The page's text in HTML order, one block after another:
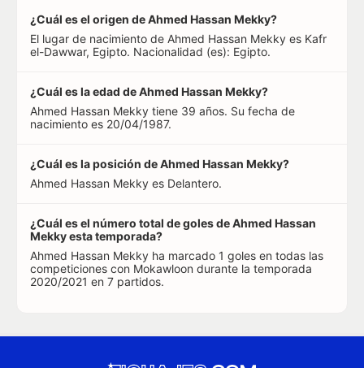
¿Cuál es el origen de Ahmed Hassan Mekky?
El lugar de nacimiento de Ahmed Hassan Mekky es Kafr
el-Dawwar, Egipto. Nacionalidad (es): Egipto.
¿Cuál es la edad de Ahmed Hassan Mekky?
Ahmed Hassan Mekky tiene 39 años. Su fecha de
nacimiento es 20/04/1987.
¿Cuál es la posición de Ahmed Hassan Mekky?
Ahmed Hassan Mekky es Delantero.
¿Cuál es el número total de goles de Ahmed Hassan
Mekky esta temporada?
Ahmed Hassan Mekky ha marcado 1 goles en todas las
competiciones con Mokawloon durante la temporada
2020/2021 en 7 partidos.